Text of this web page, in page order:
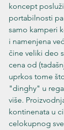
koncept
portabilnosti
samo kamperi
i namenjena
čine veliki deo
cena od
uprkos tome
"dinghy" u
više.
kontinenata u
celokupnog